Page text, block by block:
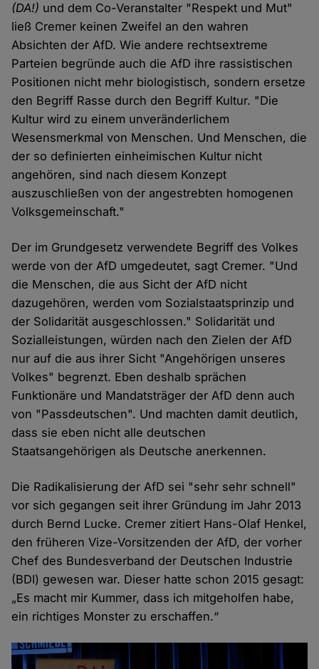
(DA!) und dem Co-Veranstalter "Respekt und Mut"
ließ Cremer keinen Zweifel an den wahren
Absichten der AfD. Wie andere rechtsextreme
Parteien begründe auch die AfD ihre rassistischen
Positionen nicht mehr biologistisch, sondern ersetze
den Begriff Rasse durch den Begriff Kultur. "Die
Kultur wird zu einem unveränderlichem
Wesensmerkmal von Menschen. Und Menschen, die
der so definierten einheimischen Kultur nicht
angehören, sind nach diesem Konzept
auszuschließen von der angestrebten homogenen
Volksgemeinschaft."
Der im Grundgesetz verwendete Begriff des Volkes
werde von der AfD umgedeutet, sagt Cremer. "Und
die Menschen, die aus Sicht der AfD nicht
dazugehören, werden vom Sozialstaatsprinzip und
der Solidarität ausgeschlossen." Solidarität und
Sozialleistungen, würden nach den Zielen der AfD
nur auf die aus ihrer Sicht "Angehörigen unseres
Volkes" begrenzt. Eben deshalb sprächen
Funktionäre und Mandatsträger der AfD denn auch
von "Passdeutschen". Und machten damit deutlich,
dass sie eben nicht alle deutschen
Staatsangehörigen als Deutsche anerkennen.
Die Radikalisierung der AfD sei "sehr sehr schnell"
vor sich gegangen seit ihrer Gründung im Jahr 2013
durch Bernd Lucke. Cremer zitiert Hans-Olaf Henkel,
den früheren Vize-Vorsitzenden der AfD, der vorher
Chef des Bundesverband der Deutschen Industrie
(BDI) gewesen war. Dieser hatte schon 2015 gesagt:
„Es macht mir Kummer, dass ich mitgeholfen habe,
ein richtiges Monster zu erschaffen.“